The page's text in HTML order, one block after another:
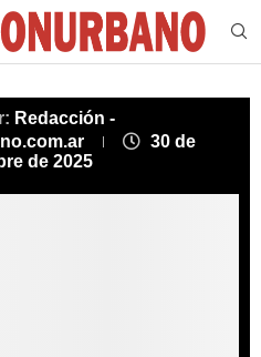
Redacción -
30 de
de 2025